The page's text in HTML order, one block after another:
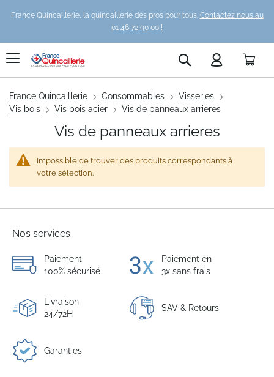
France Quincaillerie, la quincaillerie des pros pour tous. Contactez nous au
01 46 72 90 00 !
Rechercher
France Quincaillerie Consommables
Visseries
Vis bois
Vis bois acier Vis de panneaux arrieres
Vis de panneaux arrieres
Impossible de trouver des produits correspondants à
votre sélection.
Nos services
Paiement
100% sécurisé
Paiement en
3x sans frais
Livraison
24/72H
SAV & Retours
Garanties